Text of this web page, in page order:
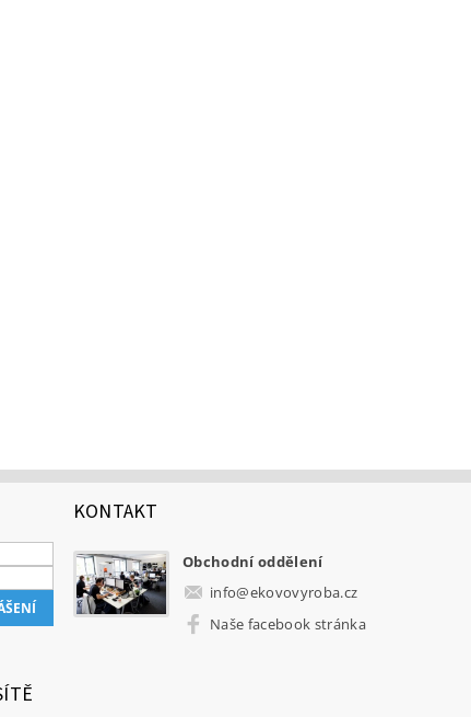
KONTAKT
Obchodní oddělení
info@ekovovyroba.cz
Naše facebook stránka